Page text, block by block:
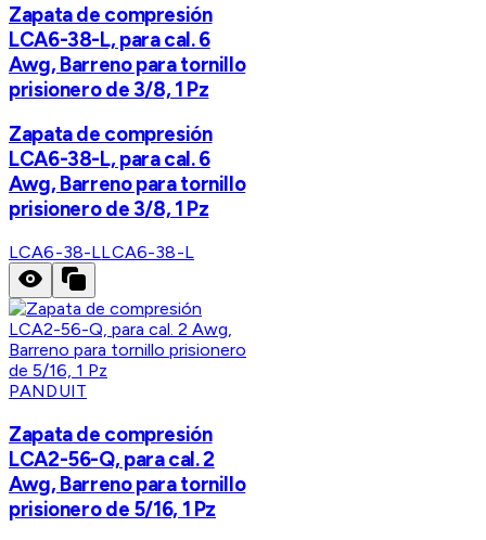
Zapata de compresión
LCA6-38-L, para cal. 6
Awg, Barreno para tornillo
prisionero de 3/8, 1 Pz
Zapata de compresión
LCA6-38-L, para cal. 6
Awg, Barreno para tornillo
prisionero de 3/8, 1 Pz
LCA6-38-LLCA6-38-L
PANDUIT
Zapata de compresión
LCA2-56-Q, para cal. 2
Awg, Barreno para tornillo
prisionero de 5/16, 1 Pz